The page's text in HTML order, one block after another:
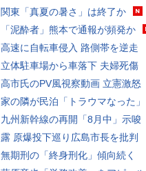
関東「真夏の暑さ」は終了か
「泥酔者」熊本で通報が頻発か
高速に自転車侵入 路側帯を逆走
立体駐車場から車落下 夫婦死傷
高市氏のPV風視察動画 立憲激怒
家の隣が民泊「トラウマなった」
九州新幹線の再開「8月中」示唆
露 原爆投下巡り広島市長を批判
無期刑の「終身刑化」傾向続く